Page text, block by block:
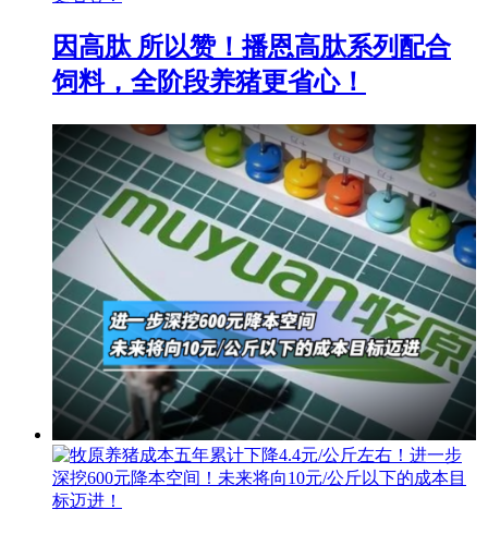
因高肽 所以赞！播恩高肽系列配合
饲料，全阶段养猪更省心！